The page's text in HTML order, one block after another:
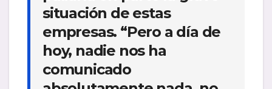
situación de estas
empresas. “Pero a día de
hoy, nadie nos ha
comunicado